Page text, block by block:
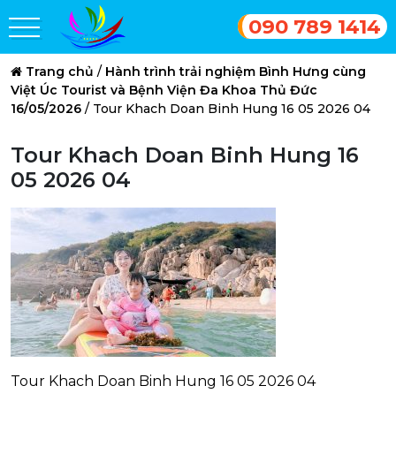
090 789 1414
Trang chủ / Hành trình trải nghiệm Bình Hưng cùng
Việt Úc Tourist và Bệnh Viện Đa Khoa Thủ Đức
16/05/2026 / Tour Khach Doan Binh Hung 16 05 2026 04
Tour Khach Doan Binh Hung 16
05 2026 04
Tour Khach Doan Binh Hung 16 05 2026 04